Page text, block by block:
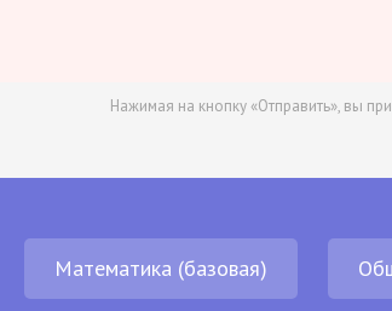
Нажимая на кнопку «Отправить», вы
Математика (базовая)